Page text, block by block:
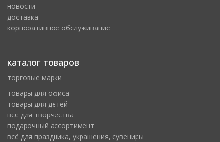
новости
доставка
корпоративное обслуживание
каталог товаров
торговые марки
товары для офиса
товары для детей
всё для творчества
подарочный ассортимент
всё для праздника, украшения, сувениры